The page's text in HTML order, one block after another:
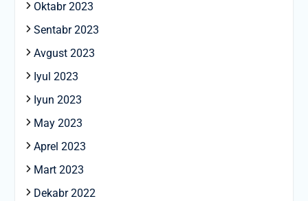
Oktabr 2023
Sentabr 2023
Avgust 2023
Iyul 2023
Iyun 2023
May 2023
Aprel 2023
Mart 2023
Dekabr 2022